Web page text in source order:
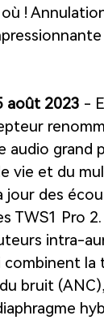
!
août 2023 -
audio grand
vie et du
jour des
TWS1 Pro
intra-
combinent la
bruit